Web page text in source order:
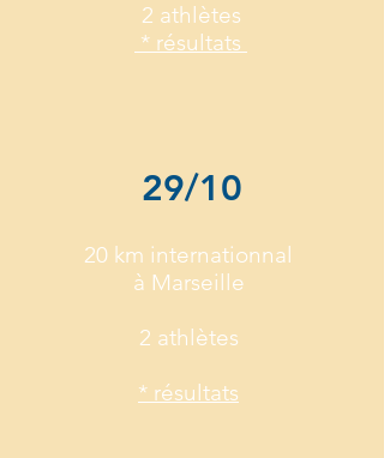
2 athlètes
* résultats
29/10
20 km internationnal
à Marseille
2 athlètes
* résultats